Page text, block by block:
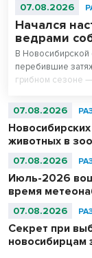
07.08.2026
Начался
ведрами
В
перебившие
грибном сезоне
07.08.2026
животных в
07.08.2026
Июль-2026
время
07.08.2026
Секрет при
новосибирцам